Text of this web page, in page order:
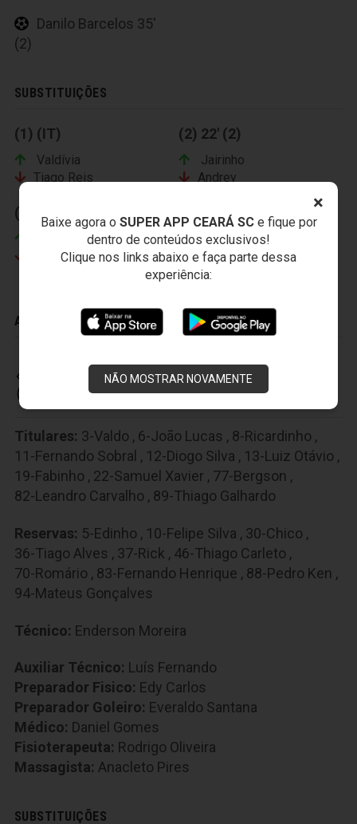
×
Baixe agora o SUPER APP CEARÁ SCe fique por
dentro de conteúdos exclusivos!
Clique nos links abaixo e faça parte dessa
experiência:
NÃO MOSTRAR NOVAMENTE
Danilo Barcelos 35'
(2)
SUBSTITUIÇÕES
(1) (IT)
Valdívia
Tiago Reis
(2) 22' (2)
Jairinho
Andrey
(3) 38' (2)
Lucas Mineiro
Marrony
ADVERTÊNCIAS
CEARÁ SPORTING CLUB
Titulares: 3-Valdo , 6-João Lucas , 8-Ricardinho ,
11-Fernando Sobral , 12-Diogo Silva , 13-Luiz Otávio ,
19-Fabinho , 22-Samuel Xavier , 77-Bergson ,
82-Leandro Carvalho , 89-Thiago Galhardo
Reservas: 5-Edinho , 10-Felipe Silva , 30-Chico ,
36-Tiago Alves , 37-Rick , 46-Thiago Carleto ,
70-Romário , 83-Fernando Henrique , 88-Pedro Ken ,
94-Mateus Gonçalves
Técnico: Enderson Moreira
Auxiliar Técnico: Luís Fernando
Preparador Fisico: Edy Carlos
Preparador Goleiro: Everaldo Santana
Médico: Daniel Gomes
Fisioterapeuta: Rodrigo Oliveira
Massagista: Anacleto Pires
SUBSTITUIÇÕES